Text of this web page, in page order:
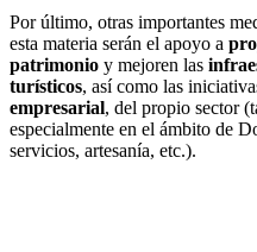
Por último, otras importantes
esta materia serán el apoyo a
patrimonio y mejoren las
turísticos, así como las
empresarial, del propio sector
especialmente en el ámbito de
servicios, artesanía, etc.).